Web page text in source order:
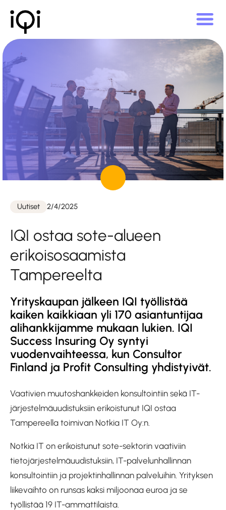
Kategoriat
Uutiset Julkaistu
2/4/2025
IQI ostaa sote-alueen
erikoisosaamista
Tampereelta
Yrityskaupan jälkeen IQI työllistää
kaiken kaikkiaan yli 170 asiantuntijaa
alihankkijamme mukaan lukien. IQI
Success Insuring Oy syntyi
vuodenvaihteessa, kun Consultor
Finland ja Profit Consulting yhdistyivät.
Vaativien muutoshankkeiden konsultointiin sekä IT-
järjestelmäuudistuksiin erikoistunut IQI ostaa
Tampereella toimivan Notkia IT Oy:n.
Notkia IT on erikoistunut sote-sektorin vaativiin
tietojärjestelmäuudistuksiin, IT-palvelunhallinnan
konsultointiin ja projektinhallinnan palveluihin. Yrityksen
liikevaihto on runsas kaksi miljoonaa euroa ja se
työllistää 19 IT-ammattilaista.